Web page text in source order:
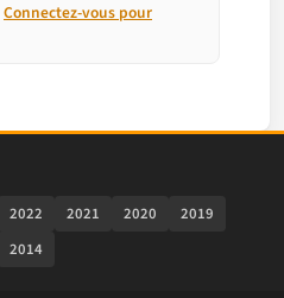
Connectez-vous pour
2022 2021 2020
2019
2014